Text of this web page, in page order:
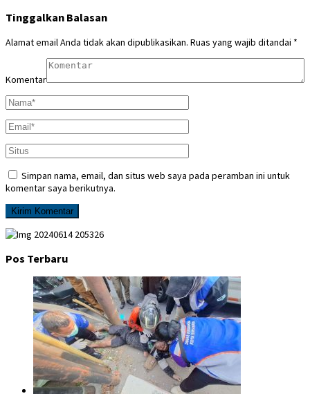
Tinggalkan Balasan
Alamat email Anda tidak akan dipublikasikan. Ruas yang wajib ditandai *
Komentar
Simpan nama, email, dan situs web saya pada peramban ini untuk
komentar saya berikutnya.
Pos Terbaru